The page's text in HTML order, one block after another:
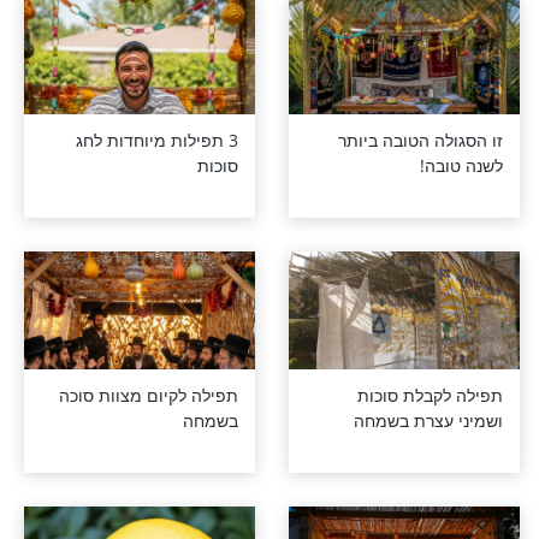
של הקב"ה
מדוע היין משמח יותר
רבא
לא להחמיץ: הרב עמנואל